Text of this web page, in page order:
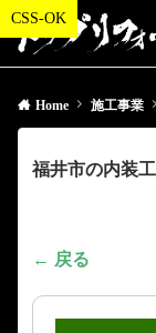
Home 施工事業
福井市の内装
← 戻る